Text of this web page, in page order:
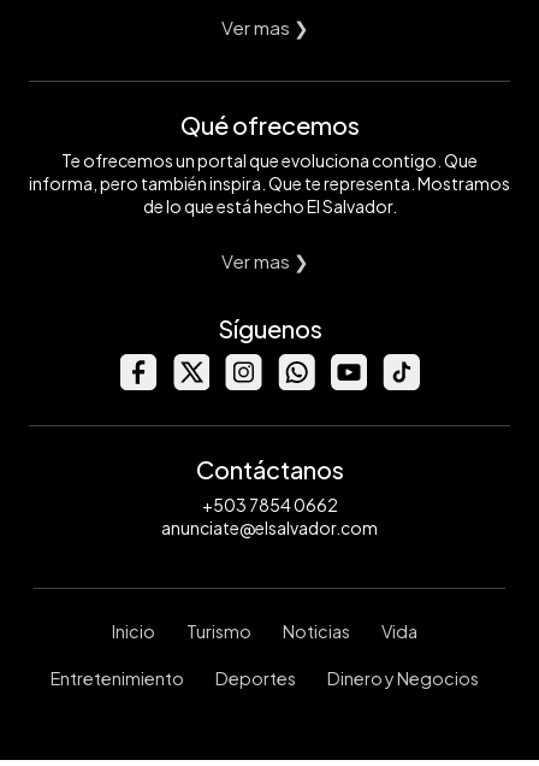
Ver mas ❯
Qué ofrecemos
Te ofrecemos un portal que evoluciona contigo. Que
informa, pero también inspira. Que te representa. Mostramos
de lo que está hecho El Salvador.
Ver mas ❯
Síguenos
Contáctanos
+503 7854 0662
anunciate@elsalvador.com
Inicio Turismo Noticias Vida
Entretenimiento Deportes Dinero y Negocios